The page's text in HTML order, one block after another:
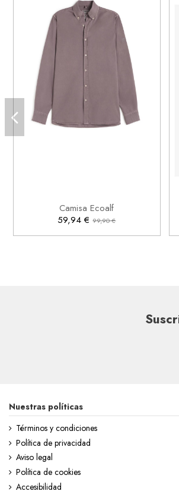
Camisa Ecoalf
59,94 €99,90 €
Añadir al carrito
Nuestras políticas
Términos y condiciones
Política de privacidad
Aviso legal
Política de cookies
Accesibilidad